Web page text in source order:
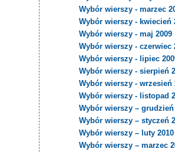
Wybór wierszy - marzec
Wybór wierszy - kwiecień
Wybór wierszy - maj 2009
Wybór wierszy - czerwiec
Wybór wierszy - lipiec
Wybór wierszy - sierpień
Wybór wierszy - wrzesień
Wybór wierszy - listopad
Wybór wierszy – grudzień
Wybór wierszy – styczeń
Wybór wierszy – luty 2010
Wybór wierszy – marzec